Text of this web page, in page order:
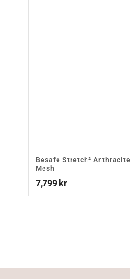
Besafe Stretch² Anthracite
Mesh
7,799 kr